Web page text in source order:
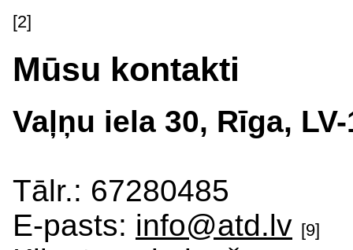
[2]
Mūsu kontakti
Vaļņu iela 30, Rīga,
Tālr.: 67280485
E-pasts: info@atd.lv [9]